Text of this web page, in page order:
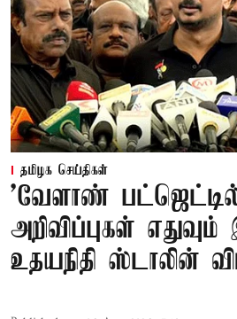
தமிழக செய்திகள்
'வேளாண் பட்ஜெட்டில்
அறிவிப்புகள்
உதயநிதி ஸ்டாலின்